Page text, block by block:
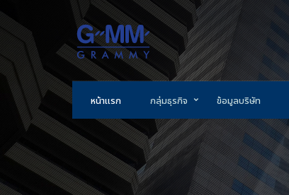
หน้าแรก กลุ่มธุรกิจ ข้อมูลบริษัท